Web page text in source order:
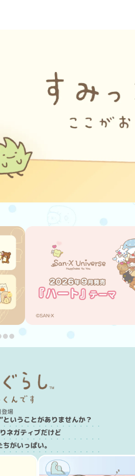
場
いうことがありませんか？
ネガティブだけど
がいっぱい。